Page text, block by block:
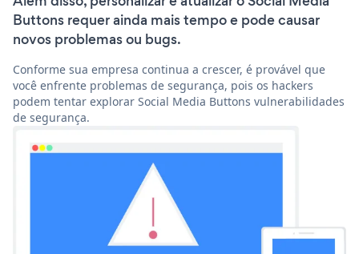
Buttons requer ainda mais tempo e pode causar
novos problemas ou bugs.
Conforme sua empresa continua a crescer, é provável que
você enfrente problemas de segurança, pois os hackers
podem tentar explorar Social Media Buttons vulnerabilidades
de segurança.